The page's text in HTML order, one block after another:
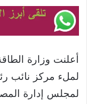
أعلنت وزارة
لملء مركز نائب
لمجلس إدارة